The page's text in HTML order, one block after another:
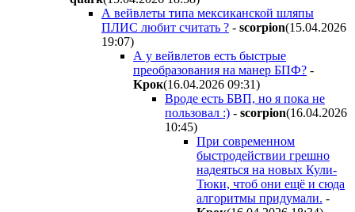
А вейвлеты типа мексиканской шляпы
ПЛИС любит считать ? - scorpion(15.04.2026
19:07)
А у вейвлетов есть быстрые
преобразования на манер БПФ? -
Kpoк(16.04.2026 09:31)
Вроде есть БВП, но я пока не
пользовал :) - scorpion(16.04.2026
10:45)
При современном
быстродействии грешно
надеяться на новых Кули-
Тюки, чтоб они ещё и сюда
алгоритмы придумали. -